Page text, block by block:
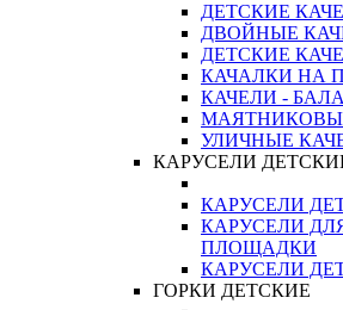
ДЕТСКИЕ
ДВОЙНЫЕ
ДЕТСКИЕ
КАЧАЛКИ НА
КАЧЕЛИ -
УЛИЧНЫЕ
КАРУСЕЛИ
КАРУСЕЛИ
КАРУСЕЛИ
ПЛОЩАДКИ
КАРУСЕЛИ
ГОРКИ ДЕТСКИЕ